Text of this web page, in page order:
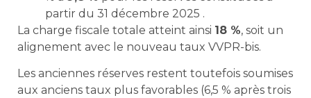
partir du 31 décembre 2025 .
La charge fiscale totale atteint ainsi 18 %, soit un
alignement avec le nouveau taux VVPR-bis.
Les anciennes réserves restent toutefois soumises
aux anciens taux plus favorables (6,5 % après trois